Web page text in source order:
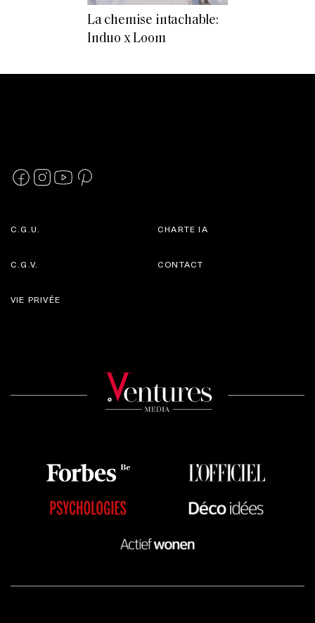
La chemise intachable:
Induo x Loom
C.G.U.
C.G.V.
CHARTE IA
CONTACT
VIE PRIVÉE